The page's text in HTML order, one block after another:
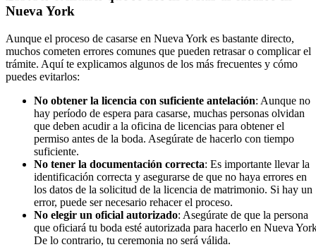
Nueva York
Aunque el proceso de casarse en Nueva York es bastante directo,
muchos cometen errores comunes que pueden retrasar o complicar el
trámite. Aquí te explicamos algunos de los más frecuentes y cómo
puedes evitarlos:
No obtener la licencia con suficiente antelación: Aunque no
hay período de espera para casarse, muchas personas olvidan
que deben acudir a la oficina de licencias para obtener el
permiso antes de la boda. Asegúrate de hacerlo con tiempo
suficiente.
No tener la documentación correcta: Es importante llevar la
identificación correcta y asegurarse de que no haya errores en
los datos de la solicitud de la licencia de matrimonio. Si hay un
error, puede ser necesario rehacer el proceso.
No elegir un oficial autorizado: Asegúrate de que la persona
que oficiará tu boda esté autorizada para hacerlo en Nueva
De lo contrario, tu ceremonia no será válida.